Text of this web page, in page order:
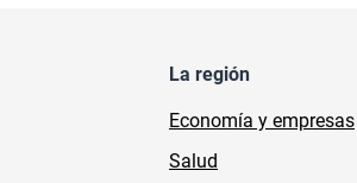
La región
Economía y empresas
Salud